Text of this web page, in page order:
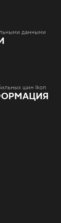
данными
шин Ikon